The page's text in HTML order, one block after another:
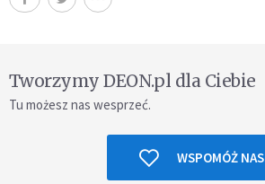
Tworzymy DEON.pl dla Ciebie
Tu możesz nas wesprzeć.
WSPOMÓŻ NAS